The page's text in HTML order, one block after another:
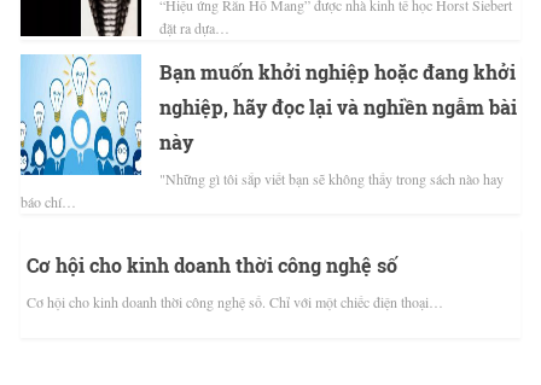
“Hiệu ứng Rắn Hổ Mang” được nhà kinh tế học Horst Siebert
đặt ra dựa…
Bạn muốn khởi nghiệp hoặc đang khởi
nghiệp, hãy đọc lại và nghiền ngẫm bài
này
"Những gì tôi sắp viết bạn sẽ không thấy trong sách nào hay
báo chí…
Cơ hội cho kinh doanh thời công nghệ số
Cơ hội cho kinh doanh thời công nghệ số. Chỉ với một chiếc điện thoại…